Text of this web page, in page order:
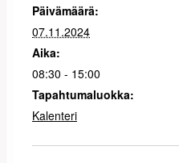
Päivämäärä:
07.11.2024
Aika:
08:30 - 15:00
Tapahtumaluokka:
Kalenteri